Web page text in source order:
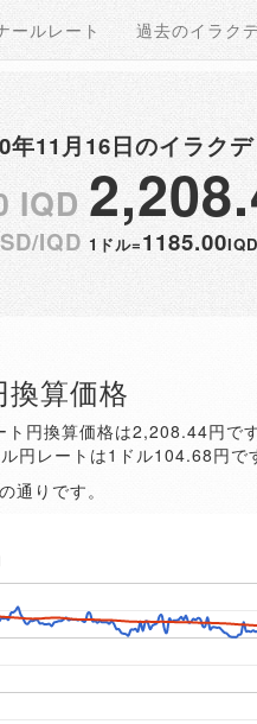
ールレート 過去のイラク
年11月16日のイラク
IQD
IQD 1ドル=1185.00IQD
算価格
円換算価格は2,208.44円で
円レートは1ドル104.68円で
通りです。